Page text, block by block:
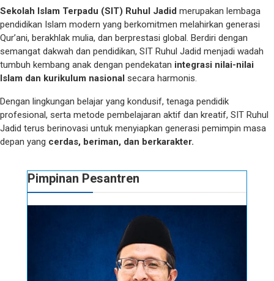
Sekolah Islam Terpadu (SIT) Ruhul Jadid merupakan lembaga
pendidikan Islam modern yang berkomitmen melahirkan generasi
Qur’ani, berakhlak mulia, dan berprestasi global. Berdiri dengan
semangat dakwah dan pendidikan, SIT Ruhul Jadid menjadi wadah
tumbuh kembang anak dengan pendekatan integrasi nilai-nilai
Islam dan kurikulum nasional secara harmonis.
Dengan lingkungan belajar yang kondusif, tenaga pendidik
profesional, serta metode pembelajaran aktif dan kreatif, SIT Ruhul
Jadid terus berinovasi untuk menyiapkan generasi pemimpin masa
depan yang cerdas, beriman, dan berkarakter.
Pimpinan Pesantren